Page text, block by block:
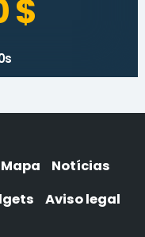
$
Mapa
Notícias
Aviso legal